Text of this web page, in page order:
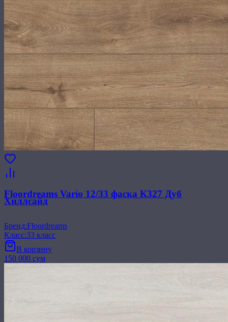
Floordreams Vario 12/33 фаска К327 Дуб
Хиллсайд
Бренд:Floordreams
Класс:33 класс
В корзину
150 000 сум